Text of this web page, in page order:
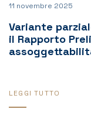
11 novembre 2025
Variante
il Rapporto
LEGGI TUTTO